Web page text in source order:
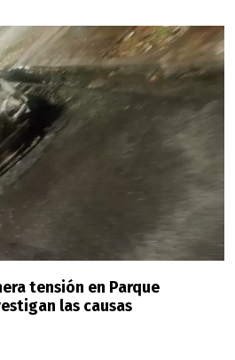
tensión en Parque
las causas